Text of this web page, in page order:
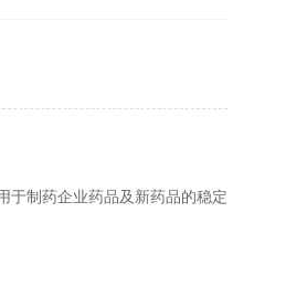
于制药企业药品及新药品的稳定